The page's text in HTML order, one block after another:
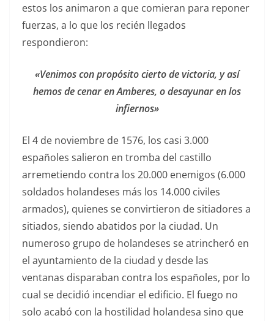
estos los animaron a que comieran para reponer
fuerzas, a lo que los recién llegados
respondieron:
«Venimos con propósito cierto de victoria, y así
hemos de cenar en Amberes, o desayunar en los
infiernos»
El 4 de noviembre de 1576, los casi 3.000
españoles salieron en tromba del castillo
arremetiendo contra los 20.000 enemigos (6.000
soldados holandeses más los 14.000 civiles
armados), quienes se convirtieron de sitiadores a
sitiados, siendo abatidos por la ciudad. Un
numeroso grupo de holandeses se atrincheró en
el ayuntamiento de la ciudad y desde las
ventanas disparaban contra los españoles, por lo
cual se decidió incendiar el edificio. El fuego no
solo acabó con la hostilidad holandesa sino que